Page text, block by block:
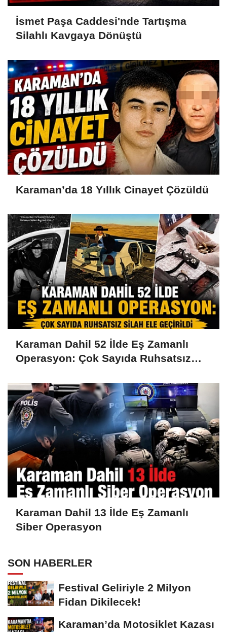
İsmet Paşa Caddesi'nde Tartışma
Silahlı Kavgaya Dönüştü
Karaman’da 18 Yıllık Cinayet Çözüldü
Karaman Dahil 52 İlde Eş Zamanlı
Operasyon: Çok Sayıda Ruhsatsız
Karaman Dahil 13 İlde Eş Zamanlı
Siber Operasyon
SON HABERLER
Festival Geliriyle 2 Milyon
Fidan Dikilecek!
Karaman’da Motosiklet Kazası